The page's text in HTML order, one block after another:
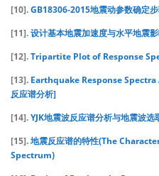
[10].GB18306-2015地震动参数确定
[11].设计基本地震加速度与水平地震
[12].Tripartite Plot of Response
[13]. Earthquake Response Spectra
反应谱分析]
[14].YJK地震波反应谱分析与地震波选
[15].地震反应谱的特性(The
Spectrum)